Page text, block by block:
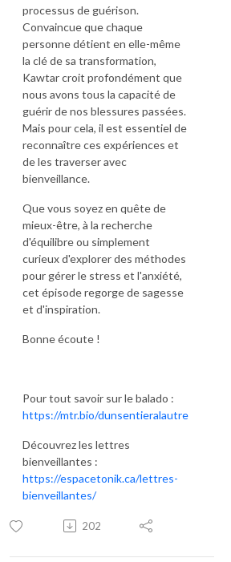
processus de guérison.
Convaincue que chaque
personne détient en elle-même
la clé de sa transformation,
Kawtar croit profondément que
nous avons tous la capacité de
guérir de nos blessures passées.
Mais pour cela, il est essentiel de
reconnaître ces expériences et
de les traverser avec
bienveillance.
Que vous soyez en quête de
mieux-être, à la recherche
d'équilibre ou simplement
curieux d'explorer des méthodes
pour gérer le stress et l'anxiété,
cet épisode regorge de sagesse
et d'inspiration.
Bonne écoute !
Pour tout savoir sur le balado :
https://mtr.bio/dunsentieralautre
Découvrez les lettres
bienveillantes :
https://espacetonik.ca/lettres-
bienveillantes/
202